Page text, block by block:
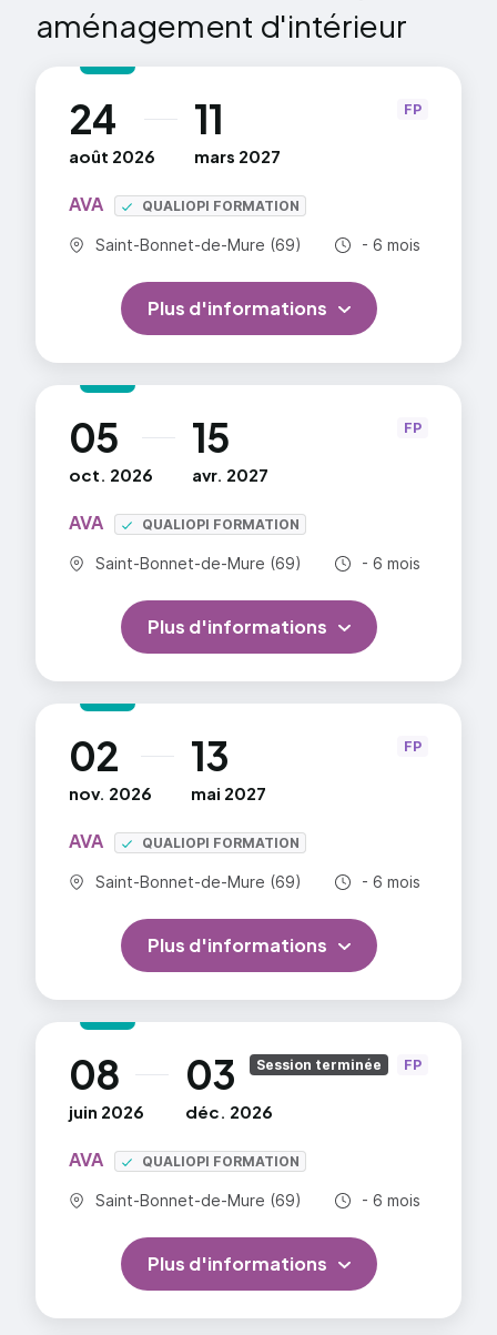
aménagement d'intérieur
24
août 2026
au 11
mars 2027
AVA QUALIOPI FORMATION
Commune :
Saint-Bonnet-de-Mure (69) Durée totale :
- 6 mois
FP
Plus d'informations
05
oct. 2026
au 15
avr. 2027
AVA QUALIOPI FORMATION
Commune :
Saint-Bonnet-de-Mure (69) Durée totale :
- 6 mois
FP
Plus d'informations
02
nov. 2026
au 13
mai 2027
AVA QUALIOPI FORMATION
Commune :
Saint-Bonnet-de-Mure (69) Durée totale :
- 6 mois
FP
Plus d'informations
08
juin 2026
au 03
déc. 2026
AVA QUALIOPI FORMATION
Commune :
Saint-Bonnet-de-Mure (69) Durée totale :
- 6 mois
Session terminée FP
Plus d'informations